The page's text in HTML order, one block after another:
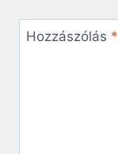
Hozzászólás *